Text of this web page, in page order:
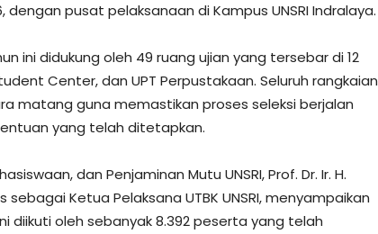
pusat pelaksanaan di Kampus UNSRI Indralaya.
ini didukung oleh 49 ruang ujian yang tersebar di 12
Center, dan UPT Perpustakaan. Seluruh rangkaian
matang guna memastikan proses seleksi berjalan
yang telah ditetapkan.
dan Penjaminan Mutu UNSRI, Prof. Dr. Ir. H.
sebagai Ketua Pelaksana UTBK UNSRI, menyampaikan
diikuti oleh sebanyak 8.392 peserta yang telah